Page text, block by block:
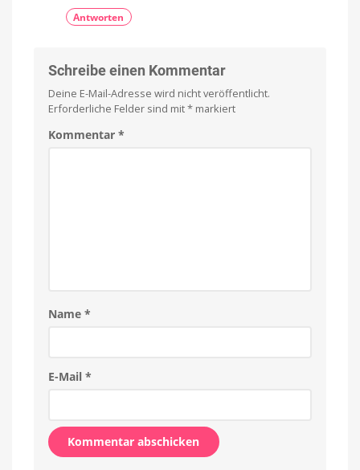
Antworten
Schreibe einen Kommentar
Deine E-Mail-Adresse wird nicht veröffentlicht.
Erforderliche Felder sind mit* markiert
Kommentar *
Name *
E-Mail *